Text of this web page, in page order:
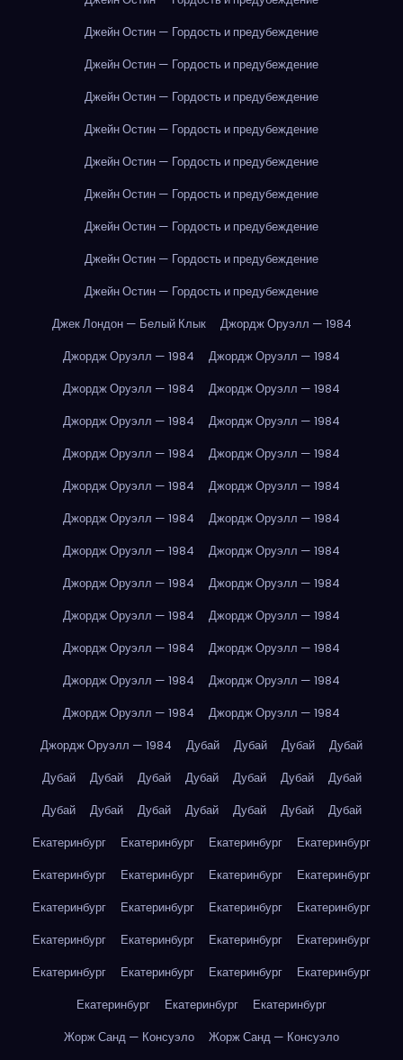
Джейн Остин — Гордость и предубеждение
Джейн Остин — Гордость и предубеждение
Джейн Остин — Гордость и предубеждение
Джейн Остин — Гордость и предубеждение
Джейн Остин — Гордость и предубеждение
Джейн Остин — Гордость и предубеждение
Джейн Остин — Гордость и предубеждение
Джейн Остин — Гордость и предубеждение
Джейн Остин — Гордость и предубеждение
Джек Лондон — Белый Клык
Джордж Оруэлл — 1984
Джордж Оруэлл — 1984
Джордж Оруэлл — 1984
Джордж Оруэлл — 1984
Джордж Оруэлл — 1984
Джордж Оруэлл — 1984
Джордж Оруэлл — 1984
Джордж Оруэлл — 1984
Джордж Оруэлл — 1984
Джордж Оруэлл — 1984
Джордж Оруэлл — 1984
Джордж Оруэлл — 1984
Джордж Оруэлл — 1984
Джордж Оруэлл — 1984
Джордж Оруэлл — 1984
Джордж Оруэлл — 1984
Джордж Оруэлл — 1984
Джордж Оруэлл — 1984
Джордж Оруэлл — 1984
Джордж Оруэлл — 1984
Джордж Оруэлл — 1984
Джордж Оруэлл — 1984
Джордж Оруэлл — 1984
Джордж Оруэлл — 1984
Джордж Оруэлл — 1984
Джордж Оруэлл — 1984
Дубай Дубай Дубай
Дубай
Дубай
Дубай Дубай Дубай Дубай Дубай
Дубай
Дубай
Дубай Дубай Дубай Дубай Дубай
Дубай
Екатеринбург
Екатеринбург Екатеринбург
Екатеринбург
Екатеринбург
Екатеринбург Екатеринбург
Екатеринбург
Екатеринбург
Екатеринбург Екатеринбург
Екатеринбург
Екатеринбург
Екатеринбург Екатеринбург
Екатеринбург
Екатеринбург
Екатеринбург Екатеринбург
Екатеринбург
Екатеринбург
Екатеринбург
Екатеринбург
Жорж Санд — Консуэло
Жорж Санд — Консуэло